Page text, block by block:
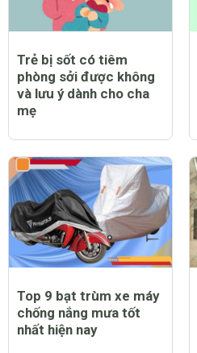
Trẻ bị sốt có tiêm
phòng sởi được không
và lưu ý dành cho cha
mẹ
Top 9 bạt trùm xe máy
chống nắng mưa tốt
nhất hiện nay